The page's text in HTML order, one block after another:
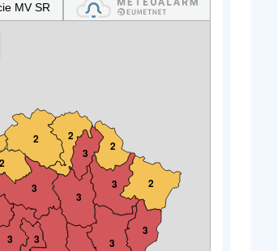
MV SR
2
3
2
3
2
2
3
2
3
3
3 3
3